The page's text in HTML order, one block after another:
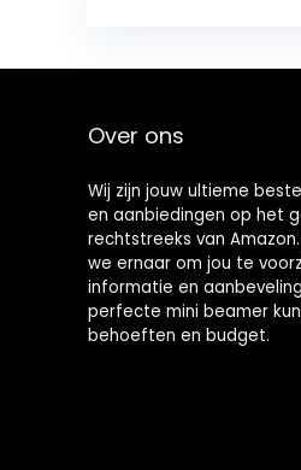
Over ons
Wij zijn jouw ultieme
en aanbiedingen op het
rechtstreeks van
we ernaar om jou te
informatie en
perfecte mini beamer
behoeften en budget.